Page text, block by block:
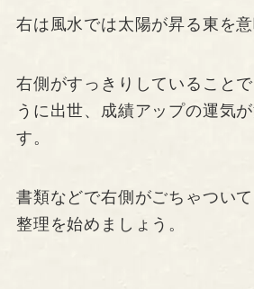
右は風水では太陽が昇る東を意
右側がすっきりしていること
うに出世、成績アップの運気
す。
書類などで右側がごちゃつい
整理を始めましょう。